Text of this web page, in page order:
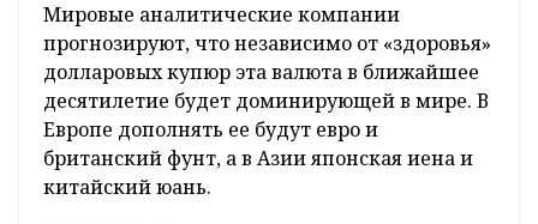
Мировые аналитические компании
прогнозируют, что независимо от «здоровья»
долларовых купюр эта валюта в ближайшее
десятилетие будет доминирующей в мире. В
Европе дополнять ее будут евро и
британский фунт, а в Азии японская иена и
китайский юань.